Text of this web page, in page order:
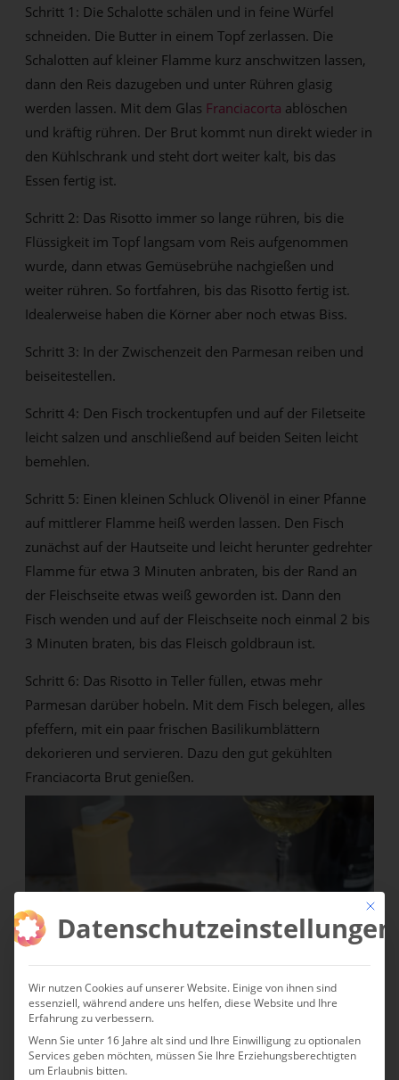
Schritt 1: Die Schalotte schälen und in feine Würfel
schneiden. Die Butter in einem Topf zerlassen. Die
Schalotten auf kleiner Flamme kurz anschwitzen lassen,
dann den Reis dazugeben und unter Rühren glasig
werden lassen. Mit dem Glas Franciacorta ablöschen
und kräftig rühren. Der Brut kommt nun direkt wieder in
den Kühlschrank und steht dort weiter kalt, bis das
Essen fertig ist.
Schritt 2: Das Risotto immer so lange rühren, bis die
Flüssigkeit im Topf langsam vom Reis aufgenommen
wurde, dann etwas Gemüsebrühe nachgießen und
weiter rühren. So fortfahren, bis das Risotto fertig ist.
Idealerweise haben die Körner aber noch etwas Biss.
Schritt 3: In der Zwischenzeit den Parmesan reiben und
beiseitestellen.
Schritt 4: Den Fisch trockentupfen und auf der Filetseite
leicht salzen und anschließend auf beiden Seiten leicht
bemehlen.
Schritt 5: Einen kleinen Schluck Olivenöl in einer Pfanne
auf mittlerer Flamme heiß werden lassen. Den Fisch
zunächst auf der Hautseite und leicht herunter gedrehter
Flamme für etwa 3 Minuten anbraten, bis der Rand an
der Fleischseite etwas weiß geworden ist. Dann den
Fisch wenden und auf der Fleischseite noch einmal 2 bis
3 Minuten braten, bis das Fleisch goldbraun ist.
Schritt 6: Das Risotto in Teller füllen, etwas mehr
Parmesan darüber hobeln. Mit dem Fisch belegen, alles
pfeffern, mit ein paar frischen Basilikumblättern
dekorieren und servieren. Dazu den gut gekühlten
Franciacorta Brut genießen.
Mit
Datenschutzeinstellungen
Wir nutzen Cookies auf unserer Website. Einige von ihnen sind
essenziell, während andere uns helfen, diese Website und Ihre
Erfahrung zu verbessern.
Wenn Sie unter 16 Jahre alt sind und Ihre Einwilligung zu optionalen
Services geben möchten, müssen Sie Ihre Erziehungsberechtigten
um Erlaubnis bitten.